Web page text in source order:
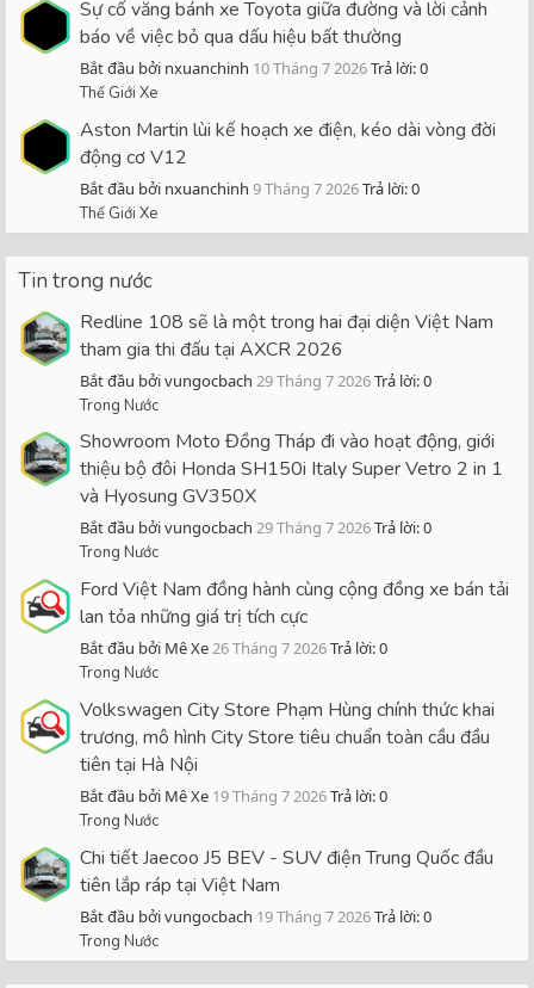
Sự cố văng bánh xe Toyota giữa đường và lời cảnh
báo về việc bỏ qua dấu hiệu bất thường
Bắt đầu bởi nxuanchinh 10 Tháng 7 2026Trả lời: 0
Thế Giới Xe
Aston Martin lùi kế hoạch xe điện, kéo dài vòng đời
động cơ V12
Bắt đầu bởi nxuanchinh 9 Tháng 7 2026Trả lời: 0
Thế Giới Xe
Tin trong nước
Redline 108 sẽ là một trong hai đại diện Việt Nam
tham gia thi đấu tại AXCR 2026
Bắt đầu bởi vungocbach 29 Tháng 7 2026Trả lời: 0
Trong Nước
Showroom Moto Đồng Tháp đi vào hoạt động, giới
thiệu bộ đôi Honda SH150i Italy Super Vetro 2 in 1
và Hyosung GV350X
Bắt đầu bởi vungocbach 29 Tháng 7 2026Trả lời: 0
Trong Nước
Ford Việt Nam đồng hành cùng cộng đồng xe bán tải
lan tỏa những giá trị tích cực
Bắt đầu bởi Mê Xe26 Tháng 7 2026Trả lời: 0
Trong Nước
Volkswagen City Store Phạm Hùng chính thức khai
trương, mô hình City Store tiêu chuẩn toàn cầu đầu
tiên tại Hà Nội
Bắt đầu bởi Mê Xe 19 Tháng 7 2026Trả lời: 0
Trong Nước
Chi tiết Jaecoo J5 BEV - SUV điện Trung Quốc đầu
tiên lắp ráp tại Việt Nam
Bắt đầu bởi vungocbach 19 Tháng 7 2026Trả lời: 0
Trong Nước